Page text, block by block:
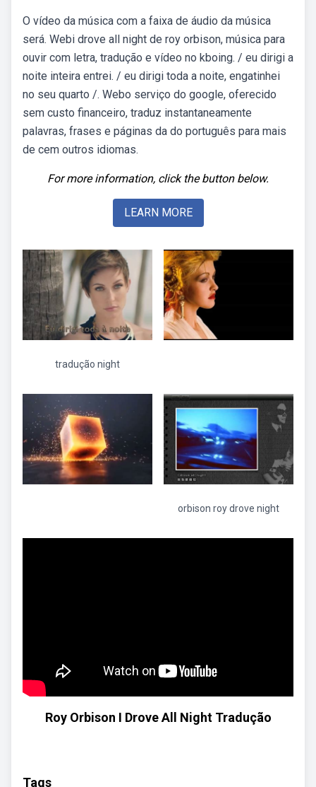
O vídeo da música com a faixa de áudio da música
será. Webi drove all night de roy orbison, música para
ouvir com letra, tradução e vídeo no kboing. / eu dirigi a
noite inteira entrei. / eu dirigi toda a noite, engatinhei
no seu quarto /. Webo serviço do google, oferecido
sem custo financeiro, traduz instantaneamente
palavras, frases e páginas da do português para mais
de cem outros idiomas.
For more information, click the button below.
LEARN MORE
tradução night
orbison roy drove night
Roy Orbison I Drove All Night Tradução
Tags